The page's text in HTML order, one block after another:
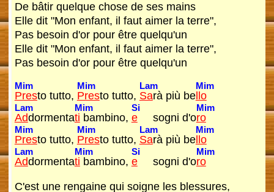
De bâtir quelque chose de ses mains
Elle dit "Mon enfant, il faut aimer la terre",
Pas besoin d'or pour être quelqu'un
Elle dit "Mon enfant, il faut aimer la terre",
Pas besoin d'or pour être quelqu'un
Mim
Presto tutto,
Mim
Presto tutto,
Lam
Sarà più be
Mim
llo
Lam
Addormenta
Mim
ti bambino,
Si
esogni d'o
Mim
ro
Mim
Presto tutto,
Mim
Presto tutto,
Lam
Sarà più be
Mim
llo
Lam
Addormenta
Mim
ti bambino,
Si
esogni d'o
Mim
ro
C'est une rengaine qui soigne les blessures,